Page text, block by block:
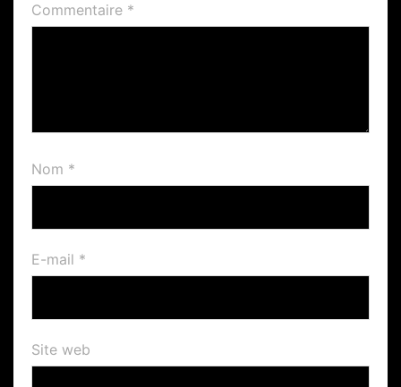
Commentaire *
Nom *
E-mail *
Site web